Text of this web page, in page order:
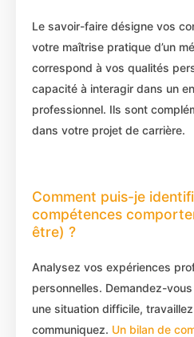
Le savoir-faire désigne vos
votre maîtrise pratique d’un
correspond à vos qualités
capacité à interagir dans un
professionnel. Ils sont
dans votre projet de carrière.
Comment puis-je
compétences
être) ?
Analysez vos expériences
personnelles. Demandez-
une situation difficile,
communiquez. Un bilan de